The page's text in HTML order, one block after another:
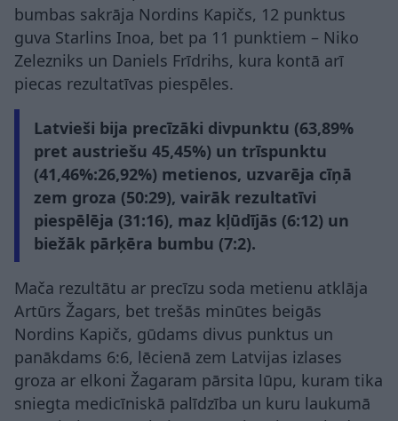
bumbas sakrāja Nordins Kapičs, 12 punktus
guva Starlins Inoa, bet pa 11 punktiem – Niko
Zelezniks un Daniels Frīdrihs, kura kontā arī
piecas rezultatīvas piespēles.
Latvieši bija precīzāki divpunktu (63,89%
pret austriešu 45,45%) un trīspunktu
(41,46%:26,92%) metienos, uzvarēja cīņā
zem groza (50:29), vairāk rezultatīvi
piespēlēja (31:16), maz kļūdījās (6:12) un
biežāk pārķēra bumbu (7:2).
Mača rezultātu ar precīzu soda metienu atklāja
Artūrs Žagars, bet trešās minūtes beigās
Nordins Kapičs, gūdams divus punktus un
panākdams 6:6, lēcienā zem Latvijas izlases
groza ar elkoni Žagaram pārsita lūpu, kuram tika
sniegta medicīniskā palīdzība un kuru laukumā